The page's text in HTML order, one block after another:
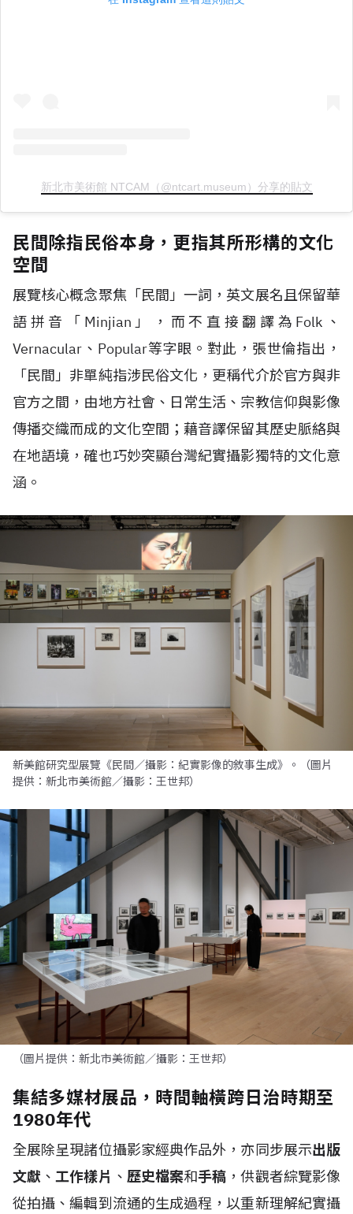
新北市美術館 NTCAM（@ntcart.museum）分享的貼文
民間除指民俗本身，更指其所形構的文化
空間
展覽核心概念聚焦「民間」一詞，英文展名且保留華
語拼音「Minjian」，而不直接翻譯為Folk、
Vernacular、Popular等字眼。對此，張世倫指出，
「民間」非單純指涉民俗文化，更稱代介於官方與非
官方之間，由地方社會、日常生活、宗教信仰與影像
傳播交織而成的文化空間；藉音譯保留其歷史脈絡與
在地語境，確也巧妙突顯台灣紀實攝影獨特的文化意
涵。
新美館研究型展覽《民間／攝影：紀實影像的敘事生成》。（圖片
提供：新北市美術館／攝影：王世邦）
（圖片提供：新北市美術館／攝影：王世邦）
集結多媒材展品，時間軸橫跨日治時期至
1980年代
全展除呈現諸位攝影家經典作品外，亦同步展示出版
文獻 、工作樣片 、 歷史檔案和手稿 ，供觀者綜覽影像
從拍攝、編輯到流通的生成過程，以重新理解紀實攝